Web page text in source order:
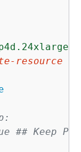
resource
## Keep